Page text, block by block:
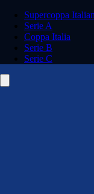
Supercoppa
Serie A
Coppa Italia
Serie B
Serie C